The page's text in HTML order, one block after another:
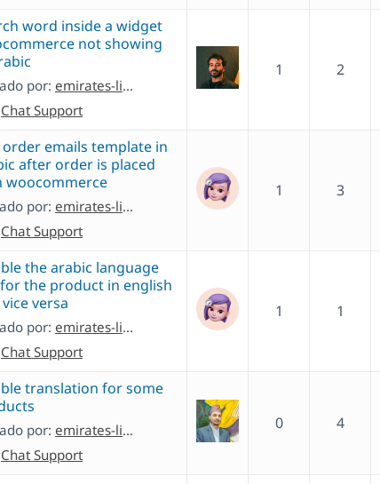
word inside a widget
not showing
por: emirates-literatureF
Chat Support
1 2
emails template in
after order is placed
woocommerce
por: emirates-literatureF
Chat Support
1 3
the arabic language
the product in english
versa
por: emirates-literatureF
Chat Support
1 1
translation for some
por: emirates-literatureF
Chat Support
0 4